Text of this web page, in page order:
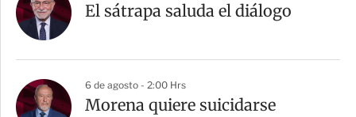
El sátrapa saluda el diálogo
6 de agosto - 2:00 Hrs
Morena quiere suicidarse